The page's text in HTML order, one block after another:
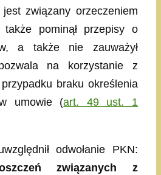
jest związany orzeczeniem
pominął przepisy o
a także nie zauważył
na korzystanie z
braku określenia
umowie (art. 49 ust. 1
odwołanie PKN:
związanych z